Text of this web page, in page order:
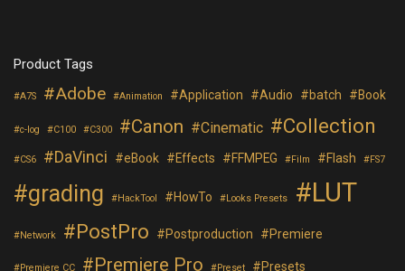
Product Tags
A7S Adobe Animation Application Audio batch Book
c-log C100 C300 Canon Cinematic Collection
CS6 DaVinci eBook Effects FFMPEG Film Flash FS7
grading HackTool HowTo Looks Presets LUT
Network PostPro Postproduction Premiere
Premiere CC Premiere Pro Preset Presets